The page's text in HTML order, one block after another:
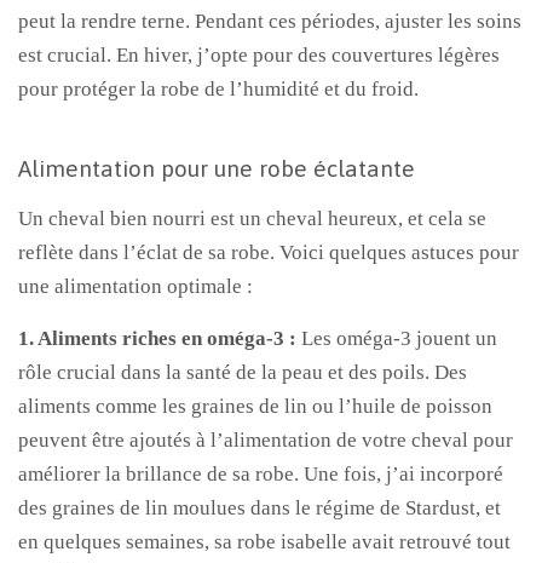
peut la rendre terne. Pendant ces périodes, ajuster les soins
est crucial. En hiver, j’opte pour des couvertures légères
pour protéger la robe de l’humidité et du froid.
Alimentation pour une robe éclatante
Un cheval bien nourri est un cheval heureux, et cela se
reflète dans l’éclat de sa robe. Voici quelques astuces pour
une alimentation optimale :
1. Aliments riches en oméga-3 : Les oméga-3 jouent un
rôle crucial dans la santé de la peau et des poils. Des
aliments comme les graines de lin ou l’huile de poisson
peuvent être ajoutés à l’alimentation de votre cheval pour
améliorer la brillance de sa robe. Une fois, j’ai incorporé
des graines de lin moulues dans le régime de Stardust, et
en quelques semaines, sa robe isabelle avait retrouvé tout